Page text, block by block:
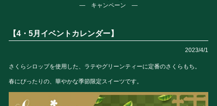
― キャンペーン ―
【4・5月イベントカレンダー】
2023/4/1
さくらシロップを使用した、ラテやグリーンティーに定番のさくらもち。
春にぴったりの、華やかな季節限定スイーツです。